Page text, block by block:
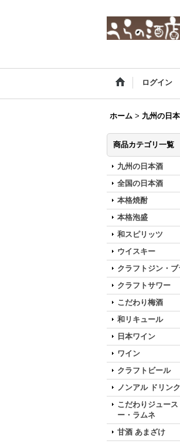
ログイン
ホーム > 九州の日
商品カテゴリ一覧
九州の日本酒
全国の日本酒
本格焼酎
本格泡盛
和スピリッツ
ウイスキー
クラフトジン・
クラフトサワー
こだわり梅酒
和リキュール
日本ワイン
ワイン
クラフトビール
ノンアル ドリンク
こだわりジュー
ー・ラムネ
甘酒 あまざけ